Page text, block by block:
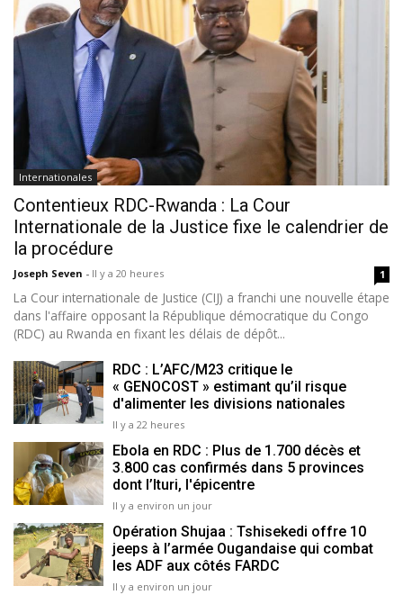
Internationales
Contentieux RDC-Rwanda : La Cour
Internationale de la Justice fixe le calendrier de
la procédure
Joseph Seven - Il y a 20 heures 1
La Cour internationale de Justice (CIJ) a franchi une nouvelle étape
dans l'affaire opposant la République démocratique du Congo
(RDC) au Rwanda en fixant les délais de dépôt...
RDC : L’AFC/M23 critique le
« GENOCOST » estimant qu’il risque
d'alimenter les divisions nationales
Il y a 22 heures
Ebola en RDC : Plus de 1.700 décès et
3.800 cas confirmés dans 5 provinces
dont l’Ituri, l'épicentre
Il y a environ un jour
Opération Shujaa : Tshisekedi offre 10
jeeps à l’armée Ougandaise qui combat
les ADF aux côtés FARDC
Il y a environ un jour